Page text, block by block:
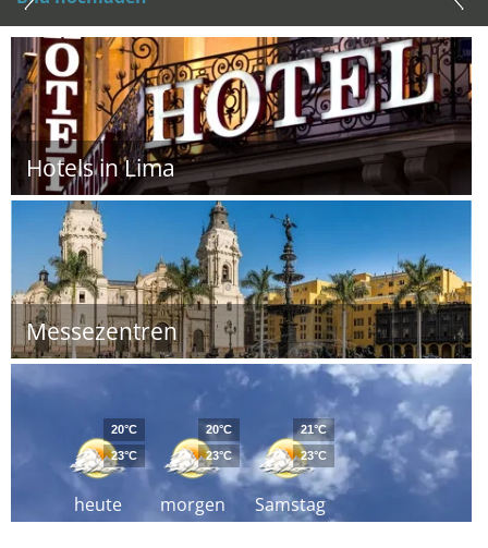
Hotels in Lima
Messezentren
heute
20°C
23°C
morgen
20°C
23°C
Samstag
21°C
23°C